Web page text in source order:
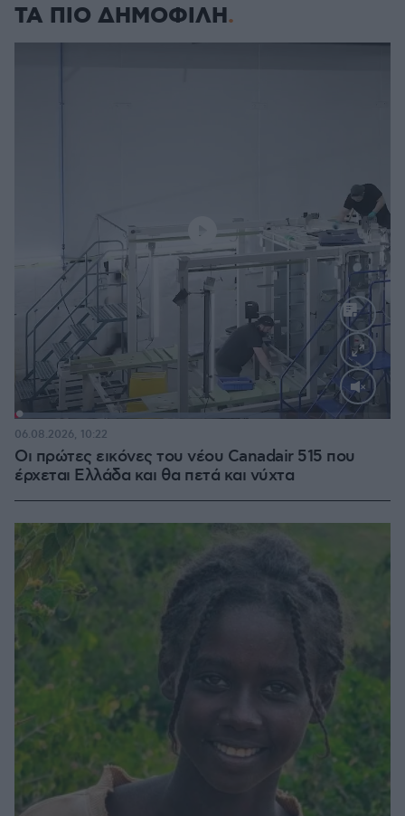
ΤΑ ΠΙΟ ΔΗΜΟΦΙΛΗ
Loaded
Οι πρώτες εικόνες του νέου Canadair 515 που
έρχεται Ελλάδα και θα πετά και νύχτα
06.08.2026, 10:22